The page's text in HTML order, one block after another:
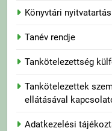
Könyvtári nyitvatartás
Tanév rendje
Tankötelezettség
Tankötelezettek
ellátásával
Adatkezelési